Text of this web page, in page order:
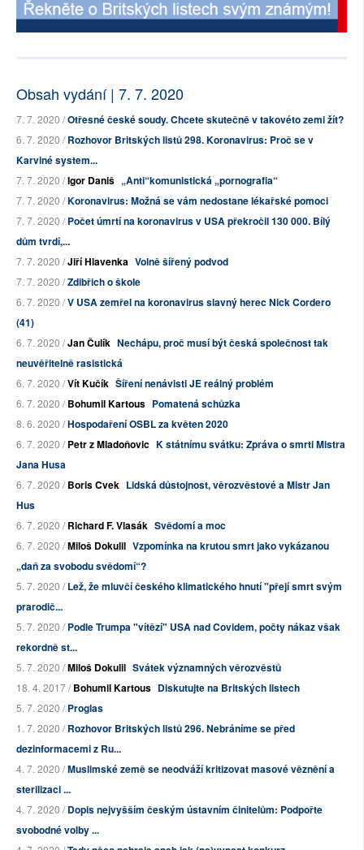
Obsah vydání | 7. 7. 2020
7. 7. 2020 /Otřesné české soudy. Chcete skutečně v takovéto zemi žít?
6. 7. 2020 /Rozhovor Britských listů 298. Koronavirus: Proč se v
Karviné system...
7. 7. 2020 /Igor Daniš „Anti“komunistická „pornografia“
7. 7. 2020 /Koronavirus: Možná se vám nedostane lékařské pomoci
7. 7. 2020 /Počet úmrtí na koronavirus v USA překročil 130 000. Bílý
dům tvrdí,...
7. 7. 2020 /Jiří Hlavenka Volně šířený podvod
7. 7. 2020 /Zdibřich o škole
6. 7. 2020 /V USA zemřel na koronavirus slavný herec Nick Cordero
(41)
6. 7. 2020 /Jan Čulík Nechápu, proč musí být česká společnost tak
neuvěřitelně rasistická
6. 7. 2020 /Vít Kučík Šíření nenávisti JE reálný problém
6. 7. 2020 /Bohumil Kartous Pomatená schůzka
8. 6. 2020 /Hospodaření OSBL za květen 2020
6. 7. 2020 /Petr z Mladoňovic K státnímu svátku: Zpráva o smrti Mistra
Jana Husa
6. 7. 2020 /Boris Cvek Lidská důstojnost, věrozvěstové a Mistr Jan
Hus
6. 7. 2020 /Richard F. Vlasák Svědomí a moc
6. 7. 2020 /Miloš Dokulil Vzpomínka na krutou smrt jako vykázanou
„daň za svobodu svědomí“?
5. 7. 2020 /Lež, že mluvčí českého klimatického hnutí "přejí smrt svým
prarodič...
5. 7. 2020 /Podle Trumpa "vítězí" USA nad Covidem, počty nákaz však
rekordně st...
5. 7. 2020 /Miloš Dokulil Svátek významných věrozvěstů
18. 4. 2017 /Bohumil Kartous Diskutujte na Britských listech
5. 7. 2020 /Proglas
1. 7. 2020 /Rozhovor Britských listů 296. Nebráníme se před
dezinformacemi z Ru...
4. 7. 2020 /Muslimské země se neodváží kritizovat masové věznění a
sterilizaci ...
4. 7. 2020 /Dopis nejvyšším českým ústavním činitelům: Podpořte
svobodné volby ...